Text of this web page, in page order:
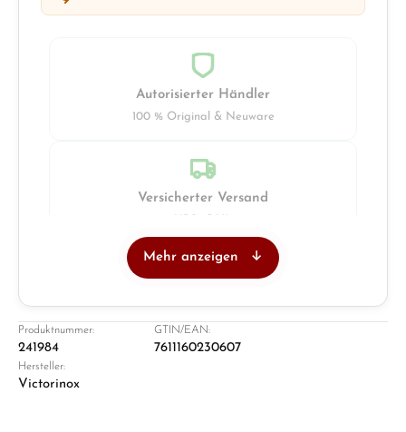
Autorisierter Händler
100 % Original & Neuware
Versicherter Versand
Ladengeschäft in Solingen
Mehr anzeigen
Produktnummer:
241984
GTIN/EAN:
7611160230607
Hersteller:
Victorinox